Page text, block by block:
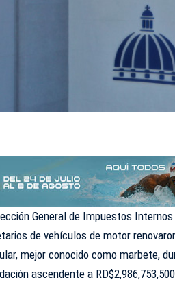
General de Impuestos
de vehículos de motor
mejor conocido como marbete,
ascendente a